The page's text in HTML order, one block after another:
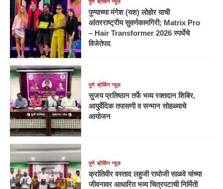
पुणे ब्रेकिंग न्यूज़
पुण्याच्या मंगेश (यश) लोहोर याची
आंतरराष्ट्रीय सुवर्णकामगिरी; Matrix Pro
– Hair Transformer 2026 स्पर्धेचे
विजेतेपद
पुणे ब्रेकिंग न्यूज़
सुजय प्रतिष्ठान तर्फे भव्य रक्तदान शिबिर,
आयुर्वेदिक तपासणी व सन्मान सोहळ्याचे
आयोजन
पुणे ब्रेकिंग न्यूज़
क्रांतिवीर वस्ताद लहुजी राघोजी साळवे यांच्या
जीवनावर आधारित भव्य चित्रपटाची निर्मिती